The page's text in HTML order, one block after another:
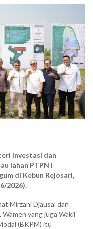
Investasi dan
lahan PTPN I
di Kebun Rejosari,
2026).
Mirzani Djausal dan
yang juga Wakil
(BKPM) itu